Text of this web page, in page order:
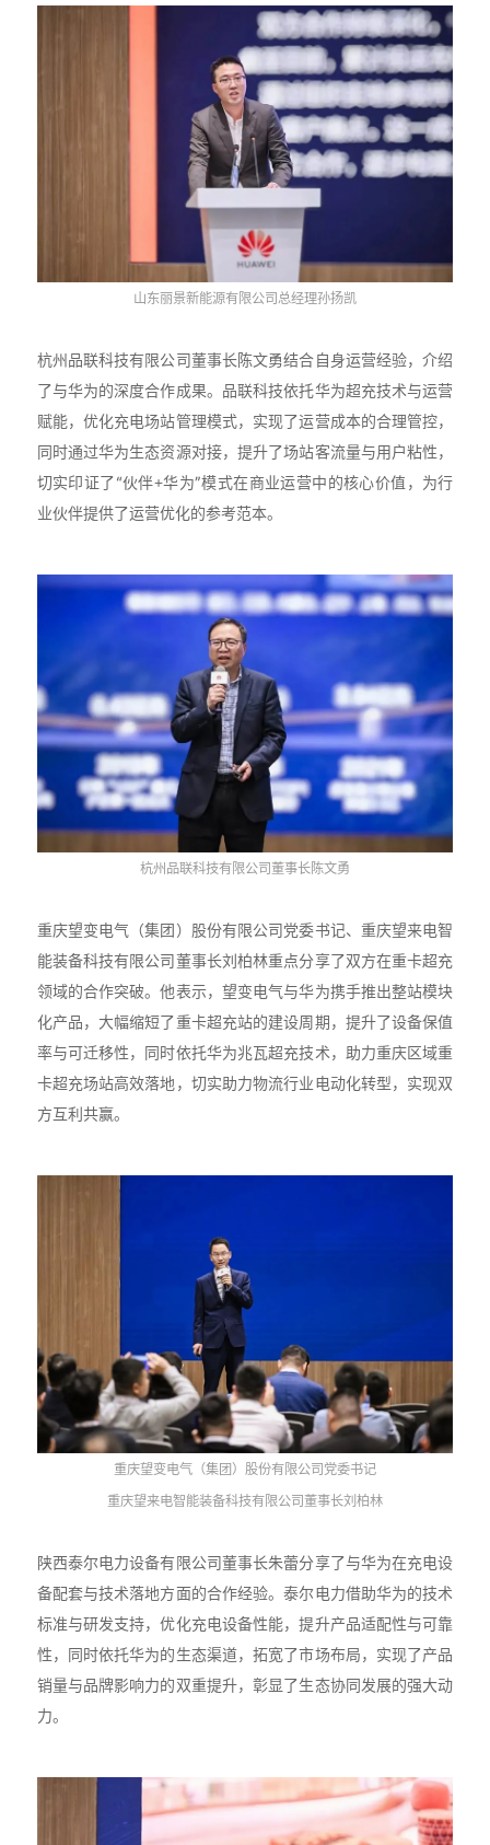
山东丽景新能源有限公司总经理孙扬凯
杭州品联科技有限公司董事长陈文勇结合自身运营经验，介绍
了与华为的深度合作成果。品联科技依托华为超充技术与运营
赋能，优化充电场站管理模式，实现了运营成本的合理管控，
同时通过华为生态资源对接，提升了场站客流量与用户粘性，
切实印证了“伙伴+华为”模式在商业运营中的核心价值，为行
业伙伴提供了运营优化的参考范本。
杭州品联科技有限公司董事长陈文勇
重庆望变电气（集团）股份有限公司党委书记、重庆望来电智
能装备科技有限公司董事长刘柏林重点分享了双方在重卡超充
领域的合作突破。他表示，望变电气与华为携手推出整站模块
化产品，大幅缩短了重卡超充站的建设周期，提升了设备保值
率与可迁移性，同时依托华为兆瓦超充技术，助力重庆区域重
卡超充场站高效落地，切实助力物流行业电动化转型，实现双
方互利共赢。
重庆望变电气（集团）股份有限公司党委书记
重庆望来电智能装备科技有限公司董事长刘柏林
陕西泰尔电力设备有限公司董事长朱蕾分享了与华为在充电设
备配套与技术落地方面的合作经验。泰尔电力借助华为的技术
标准与研发支持，优化充电设备性能，提升产品适配性与可靠
性，同时依托华为的生态渠道，拓宽了市场布局，实现了产品
销量与品牌影响力的双重提升，彰显了生态协同发展的强大动
力。